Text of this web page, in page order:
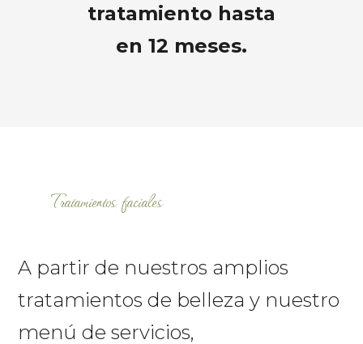
tratamiento hasta
en 12 meses.
Tratamientos faciales
A partir de nuestros amplios
tratamientos de belleza y nuestro
menú de servicios,